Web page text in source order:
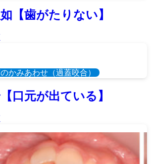
【歯がたりない】
かみあわせ（過蓋咬合）
口元が出ている】